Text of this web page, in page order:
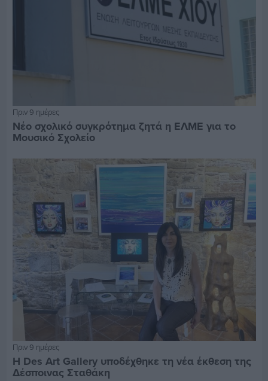
Πριν 9 ημέρες
Νέο σχολικό συγκρότημα ζητά η ΕΛΜΕ για το
Μουσικό Σχολείο
Πριν 9 ημέρες
Η Des Art Gallery υποδέχθηκε τη νέα έκθεση της
Δέσποινας Σταθάκη